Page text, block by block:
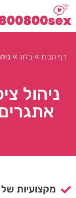
דף הבית » בלוג »
ניהול
מקצועיות של